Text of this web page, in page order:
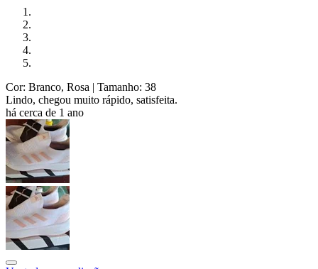
Cor: Branco, Rosa | Tamanho: 38
Lindo, chegou muito rápido, satisfeita.
há cerca de 1 ano